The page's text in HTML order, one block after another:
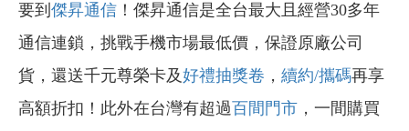
要到 傑昇通信 ！傑昇通信是全台最大且經營30多年
通信連鎖，挑戰手機市場最低價，保證原廠公司
貨，還送千元尊榮卡及好禮抽獎卷 ， 續約/攜碼再享
高額折扣！此外在台灣有超過百間門市 ，一間購買